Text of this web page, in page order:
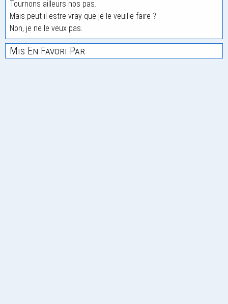
Tournons ailleurs nos pas.
Mais peut-il estre vray que je le veuille faire ?
Non, je ne le veux pas.
Mis En Favori Par